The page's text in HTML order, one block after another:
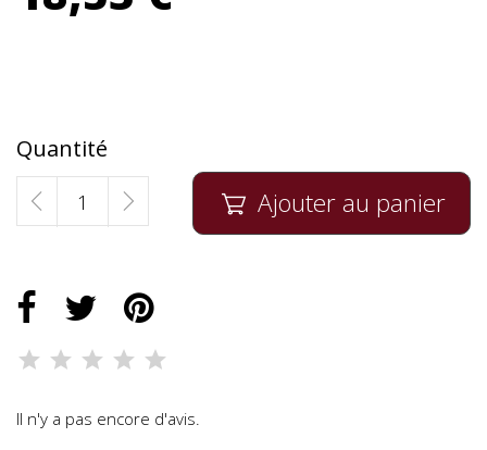
Quantité
 Ajouter au panier
Il n'y a pas encore d'avis.